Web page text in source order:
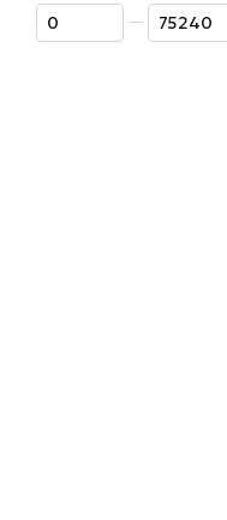
От Цена, грн
До Цена, грн